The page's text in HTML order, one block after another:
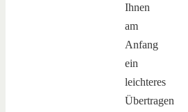
Ihnen
am
Anfang
ein
leichteres
Übertragen